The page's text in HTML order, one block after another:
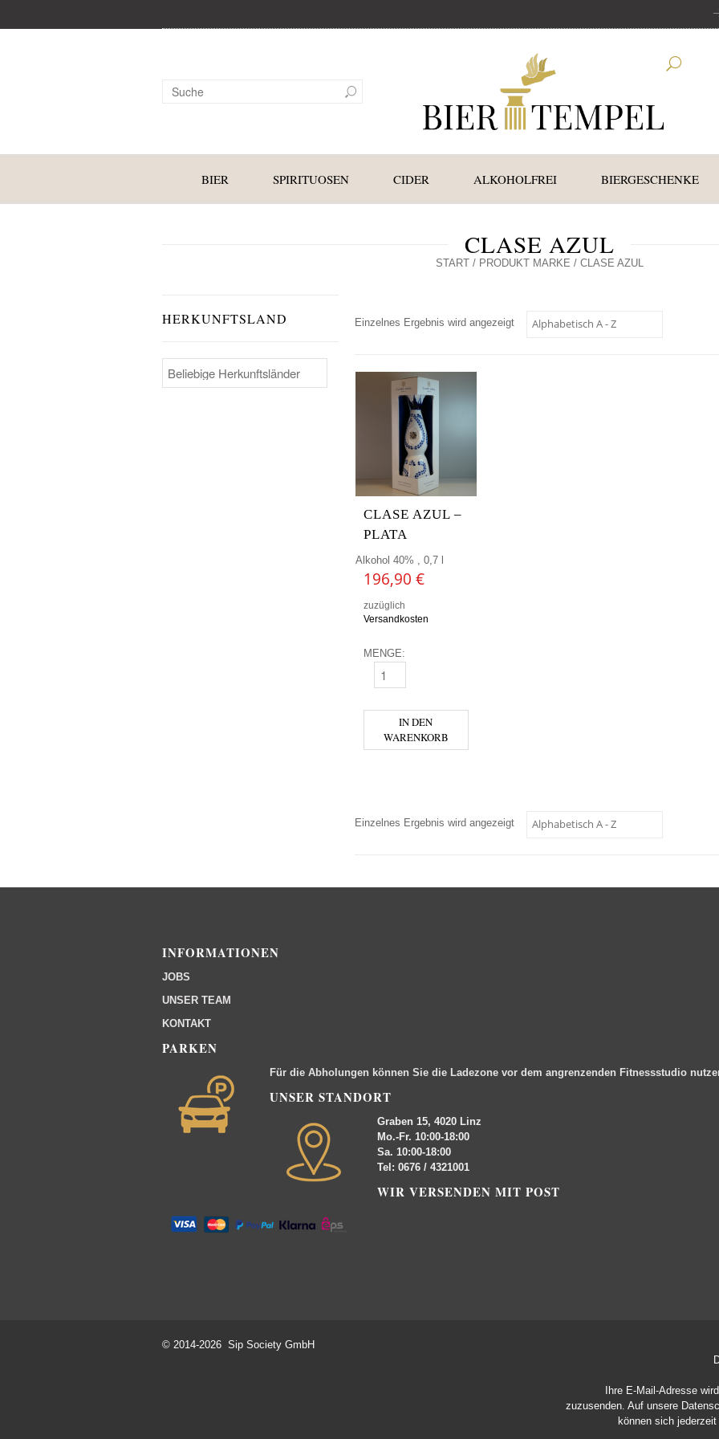
BIER SPIRITUOSEN CIDER ALKOHOLFREI BIERGESCHENKE
CLASE AZUL
START/ PRODUKT MARKE / CLASE AZUL
HERKUNFTSLAND Einzelnes Ergebnis wird angezeigt
CLASE AZUL –
PLATA
Alkohol 40% , 0,7 l
196,90 €
zuzüglich
Versandkosten
MENGE:
CLASE AZUL - PLATA MENGE
IN DEN
WARENKORB
Einzelnes Ergebnis wird angezeigt
INFORMATIONEN
JOBS
UNSER TEAM
KONTAKT
PARKEN
Für die Abholungen können Sie die Ladezone vor dem angrenzenden Fitnessstudio
UNSER STANDORT
Graben 15, 4020 Linz
Mo.-Fr. 10:00-18:00
Sa. 10:00-18:00
Tel: 0676 / 4321001
WIR VERSENDEN MIT POST
© 2014-2026 Sip Society GmbH
Ihre E-Mail-Adresse
zuzusenden. Auf unsere
können sich